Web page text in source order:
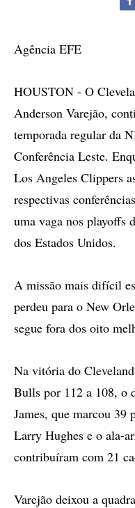
Agência EFE
HOUSTON - O
Anderson Varejão,
temporada regular da
Conferência Leste.
Los Angeles Clippers
respectivas
uma vaga nos playoffs
dos Estados Unidos.
A missão mais difícil
perdeu para o New
segue fora dos oito
Na vitória do
Bulls por 112 a 108, o
James, que marcou 39
Larry Hughes e o ala-
contribuíram com 21
Varejão deixou a